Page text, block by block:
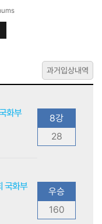
과거입상내역
화부
8강
28
국화부
우승
160